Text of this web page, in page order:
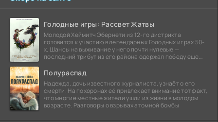
Голодные игры: Рассвет Жатвы
Молодой Хеймитч Эбернети из 12-го дистрикта
готовится к участию в легендарных Голодных играх 50-
х. Шансы на выживание у него почти нулевые —
последний трибут из его района одержал победу еще
Полураспад
Надежда, дочь известного журналиста, узнаёт о его
смерти. На похоронах её привлекает внимание тот факт,
что многие местные жители ушли из жизни в молодом
возрасте. Разговоры о взрывах атомной бомбы